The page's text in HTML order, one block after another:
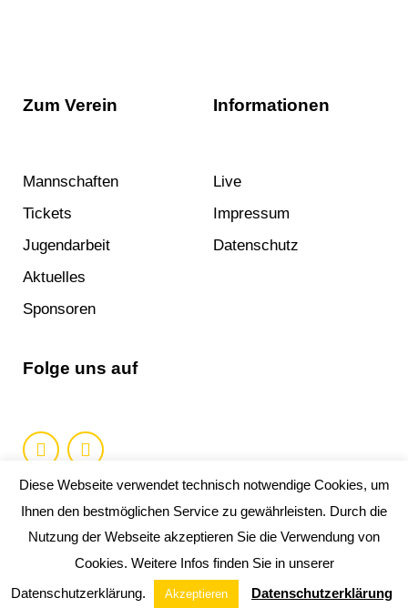
Zum Verein
Mannschaften
Tickets
Jugendarbeit
Aktuelles
Sponsoren
Informationen
Live
Impressum
Datenschutz
Folge uns auf
Copyright 2019 HSV Bad Blankenburg e.V.. Alle
Rechte vorbehalten.
Diese Webseite verwendet technisch notwendige Cookies, um
Ihnen den bestmöglichen Service zu gewährleisten. Durch die
Nutzung der Webseite akzeptieren Sie die Verwendung von
Cookies. Weitere Infos finden Sie in unserer
Datenschutzerklärung.
Akzeptieren Datenschutzerklärung